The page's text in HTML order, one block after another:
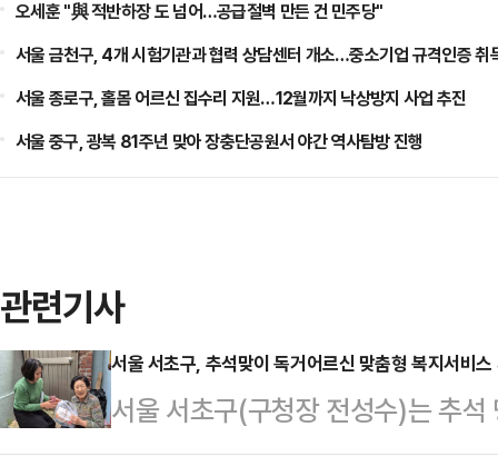
오세훈 "與 적반하장 도 넘어…공급절벽 만든 건 민주당"
서울 금천구, 4개 시험기관과 협력 상담센터 개소…중소기업 규격인증 취
서울 종로구, 홀몸 어르신 집수리 지원…12월까지 낙상방지 사업 추진
서울 중구, 광복 81주년 맞아 장충단공원서 야간 역사탐방 진행
관련기사
서울 서초구, 추석맞이 독거어르신 맞춤형 복지서비스
서울 서초구(구청장 전성수)는 추
어르신들을 대상으로 다양한 맞춤